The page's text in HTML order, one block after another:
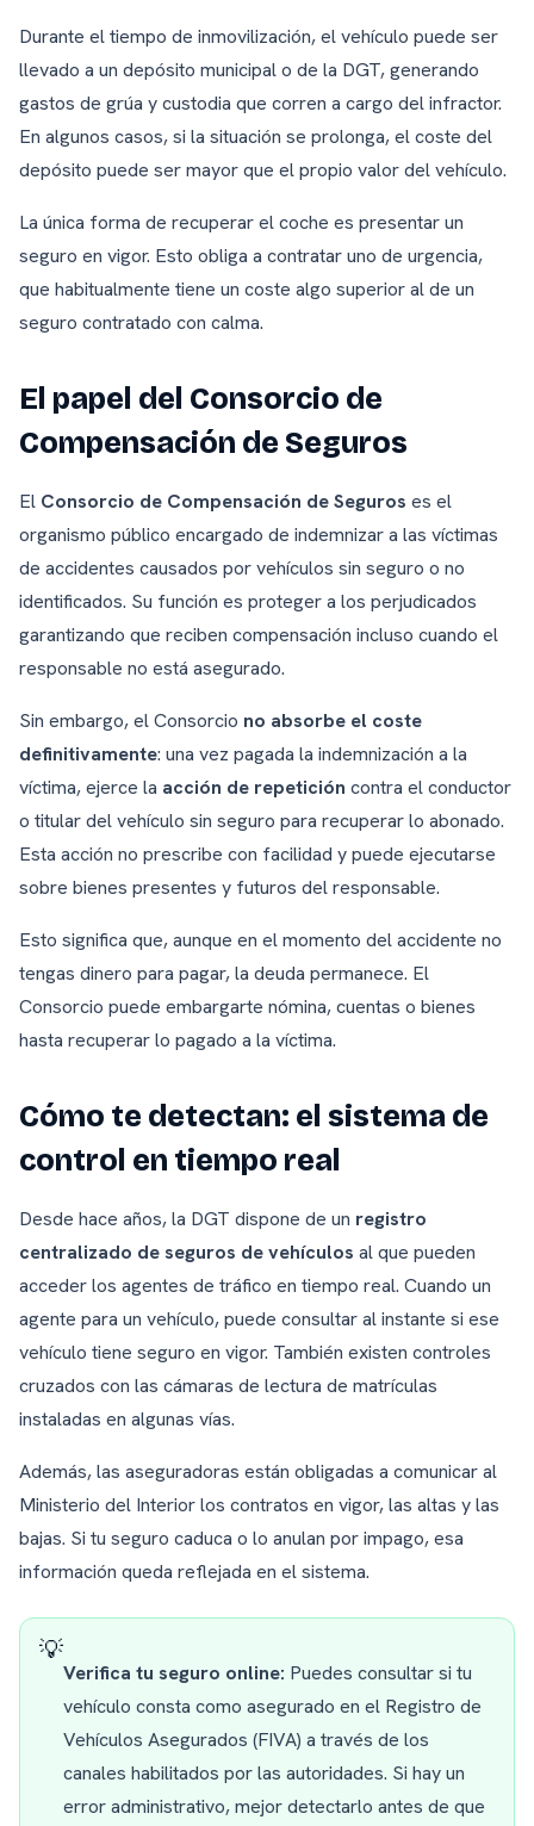
Durante el tiempo de inmovilización, el vehículo puede ser
llevado a un depósito municipal o de la DGT, generando
gastos de grúa y custodia que corren a cargo del infractor.
En algunos casos, si la situación se prolonga, el coste del
depósito puede ser mayor que el propio valor del vehículo.
La única forma de recuperar el coche es presentar un
seguro en vigor. Esto obliga a contratar uno de urgencia,
que habitualmente tiene un coste algo superior al de un
seguro contratado con calma.
El papel del Consorcio de
Compensación de Seguros
El Consorcio de Compensación de Seguros es el
organismo público encargado de indemnizar a las víctimas
de accidentes causados por vehículos sin seguro o no
identificados. Su función es proteger a los perjudicados
garantizando que reciben compensación incluso cuando el
responsable no está asegurado.
Sin embargo, el Consorcio no absorbe el coste
definitivamente: una vez pagada la indemnización a la
víctima, ejerce la acción de repetición contra el conductor
o titular del vehículo sin seguro para recuperar lo abonado.
Esta acción no prescribe con facilidad y puede ejecutarse
sobre bienes presentes y futuros del responsable.
Esto significa que, aunque en el momento del accidente no
tengas dinero para pagar, la deuda permanece. El
Consorcio puede embargarte nómina, cuentas o bienes
hasta recuperar lo pagado a la víctima.
Cómo te detectan: el sistema de
control en tiempo real
Desde hace años, la DGT dispone de un registro
centralizado de seguros de vehículos al que pueden
acceder los agentes de tráfico en tiempo real. Cuando un
agente para un vehículo, puede consultar al instante si ese
vehículo tiene seguro en vigor. También existen controles
cruzados con las cámaras de lectura de matrículas
instaladas en algunas vías.
Además, las aseguradoras están obligadas a comunicar al
Ministerio del Interior los contratos en vigor, las altas y las
bajas. Si tu seguro caduca o lo anulan por impago, esa
información queda reflejada en el sistema.
💡
Verifica tu seguro online: Puedes consultar si tu
vehículo consta como asegurado en el Registro de
Vehículos Asegurados (FIVA) a través de los
canales habilitados por las autoridades. Si hay un
error administrativo, mejor detectarlo antes de que